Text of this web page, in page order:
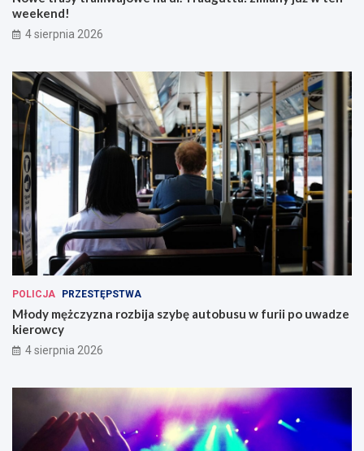
weekend!
4 sierpnia 2026
POLICJA PRZESTĘPSTWA
Młody mężczyzna rozbija szybę autobusu w furii po uwadze
kierowcy
4 sierpnia 2026